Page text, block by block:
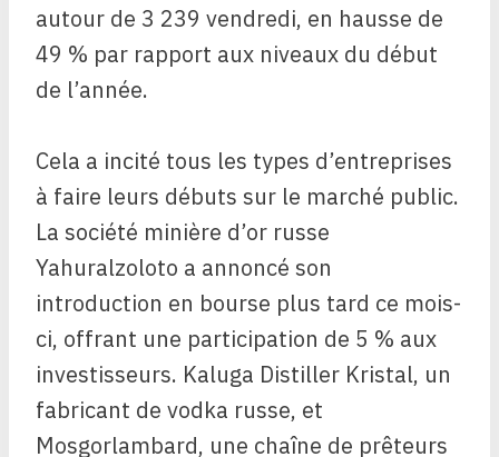
autour de 3 239 vendredi, en hausse de
49 % par rapport aux niveaux du début
de l’année.
Cela a incité tous les types d’entreprises
à faire leurs débuts sur le marché public.
La société minière d’or russe
Yahuralzoloto a annoncé son
introduction en bourse plus tard ce mois-
ci, offrant une participation de 5 % aux
investisseurs. Kaluga Distiller Kristal, un
fabricant de vodka russe, et
Mosgorlambard, une chaîne de prêteurs